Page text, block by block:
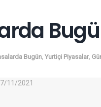
Bugün Yurtiçi Piyasalar,